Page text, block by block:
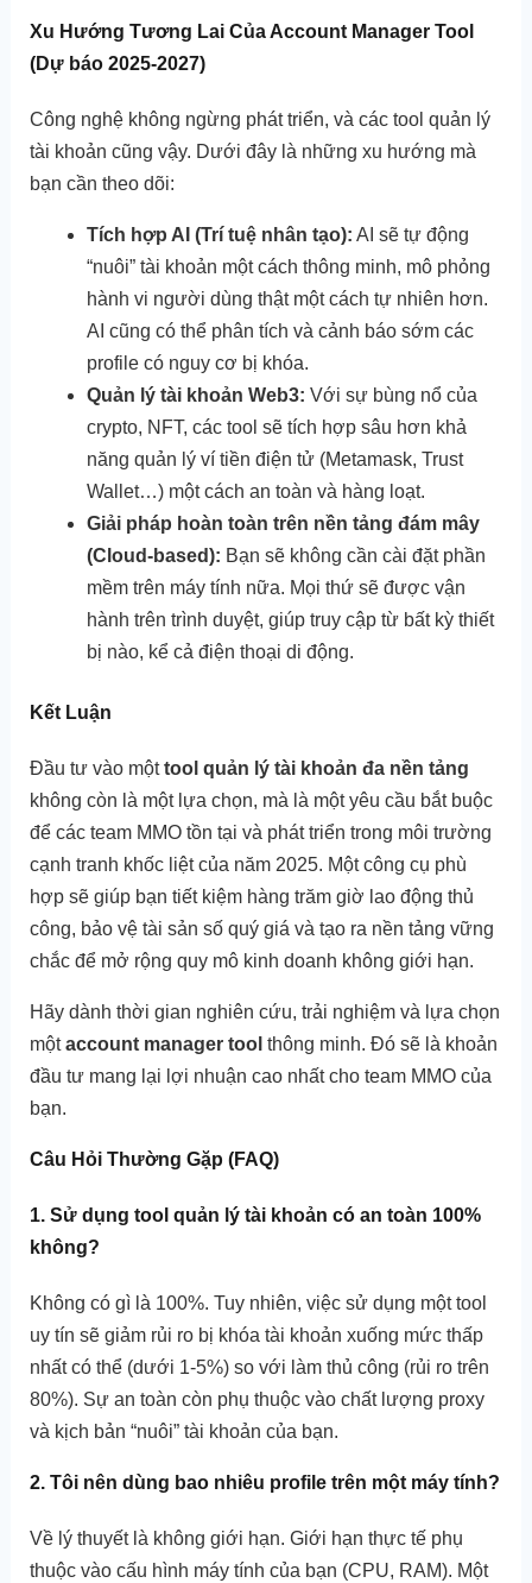
Xu Hướng Tương Lai Của Account Manager Tool
(Dự báo 2025-2027)
Công nghệ không ngừng phát triển, và các tool quản lý
tài khoản cũng vậy. Dưới đây là những xu hướng mà
bạn cần theo dõi:
Tích hợp AI (Trí tuệ nhân tạo): AI sẽ tự động
“nuôi” tài khoản một cách thông minh, mô phỏng
hành vi người dùng thật một cách tự nhiên hơn.
AI cũng có thể phân tích và cảnh báo sớm các
profile có nguy cơ bị khóa.
Quản lý tài khoản Web3: Với sự bùng nổ của
crypto, NFT, các tool sẽ tích hợp sâu hơn khả
năng quản lý ví tiền điện tử (Metamask, Trust
Wallet…) một cách an toàn và hàng loạt.
Giải pháp hoàn toàn trên nền tảng đám mây
(Cloud-based): Bạn sẽ không cần cài đặt phần
mềm trên máy tính nữa. Mọi thứ sẽ được vận
hành trên trình duyệt, giúp truy cập từ bất kỳ thiết
bị nào, kể cả điện thoại di động.
Kết Luận
Đầu tư vào mộttool quản lý tài khoản đa nền tảng
không còn là một lựa chọn, mà là một yêu cầu bắt buộc
để các team MMO tồn tại và phát triển trong môi trường
cạnh tranh khốc liệt của năm 2025. Một công cụ phù
hợp sẽ giúp bạn tiết kiệm hàng trăm giờ lao động thủ
công, bảo vệ tài sản số quý giá và tạo ra nền tảng vững
chắc để mở rộng quy mô kinh doanh không giới hạn.
Hãy dành thời gian nghiên cứu, trải nghiệm và lựa chọn
mộtaccount manager tool thông minh. Đó sẽ là khoản
đầu tư mang lại lợi nhuận cao nhất cho team MMO của
bạn.
Câu Hỏi Thường Gặp (FAQ)
1. Sử dụng tool quản lý tài khoản có an toàn 100%
không?
Không có gì là 100%. Tuy nhiên, việc sử dụng một tool
uy tín sẽ giảm rủi ro bị khóa tài khoản xuống mức thấp
nhất có thể (dưới 1-5%) so với làm thủ công (rủi ro trên
80%). Sự an toàn còn phụ thuộc vào chất lượng proxy
và kịch bản “nuôi” tài khoản của bạn.
2. Tôi nên dùng bao nhiêu profile trên một máy tính?
Về lý thuyết là không giới hạn. Giới hạn thực tế phụ
thuộc vào cấu hình máy tính của bạn (CPU, RAM). Một